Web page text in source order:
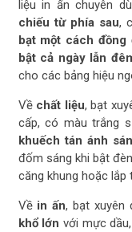
liệu in ấn chuyên
chiếu từ phía sau,
bạt một cách đồng
bật cả ngày lẫn
cho các bảng hiệu
Về chất liệu, bạt
cấp, có màu trắng
khuếch tán ánh
đốm sáng khi bật
căng khung hoặc lắp
Về in ấn, bạt xuyên
khổ lớn với mực